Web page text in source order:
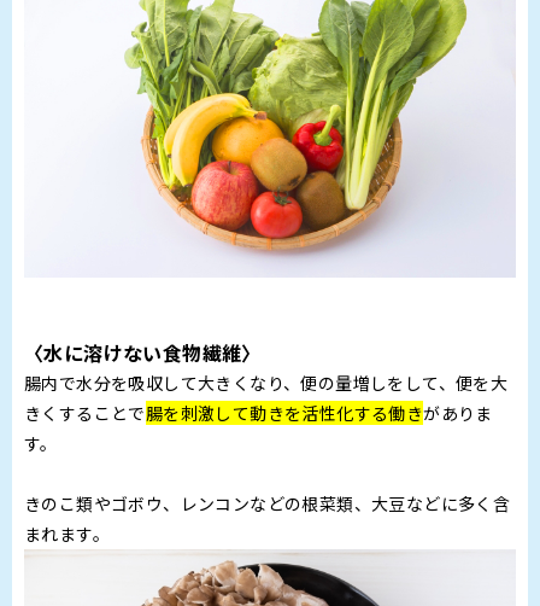
〈水に溶けない食物繊維〉
腸内で水分を吸収して大きくなり、便の量増しをして、便を大
きくすることで腸を刺激して動きを活性化する働きがありま
す。
きのこ類やゴボウ、レンコンなどの根菜類、大豆などに多く含
まれます。